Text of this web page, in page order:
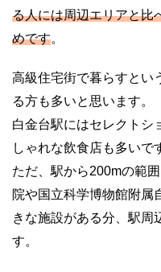
る人には周辺エリアと比
めです。
高級住宅街で暮らすとい
る方も多いと思います。
白金台駅にはセレクトシ
しゃれな飲食店も多いで
ただ、駅から200mの範
院や国立科学博物館附属
きな施設がある分、駅周
す。